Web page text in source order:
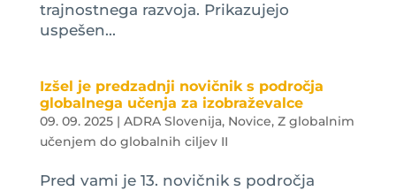
trajnostnega razvoja. Prikazujejo
uspešen...
Izšel je predzadnji novičnik s področja
globalnega učenja za izobraževalce
09. 09. 2025| ADRA Slovenija, Novice, Z globalnim
učenjem do globalnih ciljev II
Pred vami je 13. novičnik s področja